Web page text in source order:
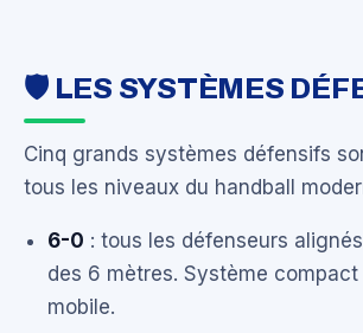
🛡️ LES SYSTÈMES
Cinq grands systèmes défensifs
tous les niveaux du handball
6-0 : tous les défenseurs
des 6 mètres. Système compact
mobile.